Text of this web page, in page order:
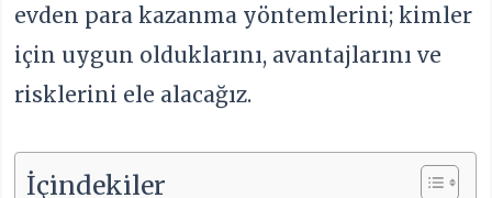
evden para kazanma yöntemlerini; kimler
için uygun olduklarını, avantajlarını ve
risklerini ele alacağız.
İçindekiler